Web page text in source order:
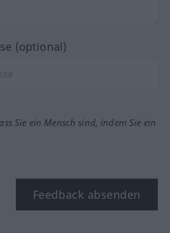
(optional)
Sie ein Mensch sind, indem Sie ein
Feedback absenden